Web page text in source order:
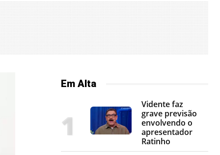
Em Alta
Vidente faz
grave previsão
envolvendo o
apresentador
Ratinho